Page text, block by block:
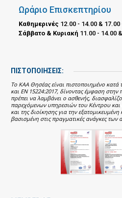
Ωράριο Επισκεπτηρίου
Καθημερινές 12.00 - 14.00 & 17.00
Σάββατο & Κυριακή 11.00 - 14.00
ΠΙΣΤΟΠΟΙΗΣΕΙΣ:
Το ΚΑΑ Θησέας είναι πιστοποιημένο κατά
και EN 15224:2017, δίνοντας έμφαση
πρέπει να λαμβάνει ο ασθενής,
παρεχόμενων υπηρεσιών του Κέντρου
και της διοίκησης για την
βασισμένη στις πραγματικές ανάγκες των